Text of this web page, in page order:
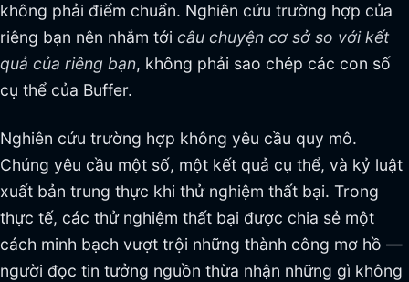
không phải điểm chuẩn. Nghiên cứu trường hợp của
riêng bạn nên nhắm tới câu chuyện cơ sở so với kết
quả của riêng bạn, không phải sao chép các con số
cụ thể của Buffer.
Nghiên cứu trường hợp không yêu cầu quy mô.
Chúng yêu cầu một số, một kết quả cụ thể, và kỷ luật
xuất bản trung thực khi thử nghiệm thất bại. Trong
thực tế, các thử nghiệm thất bại được chia sẻ một
cách minh bạch vượt trội những thành công mơ hồ —
người đọc tin tưởng nguồn thừa nhận những gì không